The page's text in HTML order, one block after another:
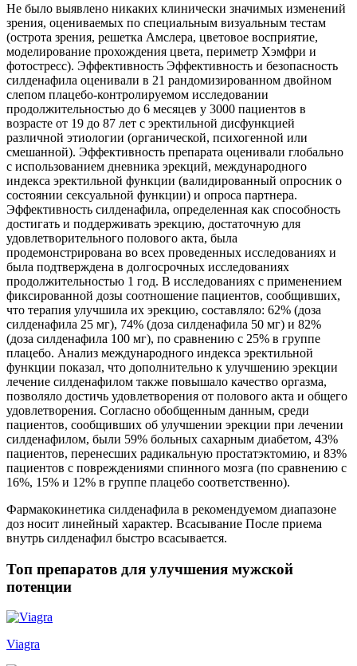
Не было выявлено никаких клинически значимых изменений
зрения, оцениваемых по специальным визуальным тестам
(острота зрения, решетка Амслера, цветовое восприятие,
моделирование прохождения цвета, периметр Хэмфри и
фотостресс). Эффективность Эффективность и безопасность
силденафила оценивали в 21 рандомизированном двойном
слепом плацебо-контролируемом исследовании
продолжительностью до 6 месяцев у 3000 пациентов в
возрасте от 19 до 87 лет с эректильной дисфункцией
различной этиологии (органической, психогенной или
смешанной). Эффективность препарата оценивали глобально
с использованием дневника эрекций, международного
индекса эректильной функции (валидированный опросник о
состоянии сексуальной функции) и опроса партнера.
Эффективность силденафила, определенная как способность
достигать и поддерживать эрекцию, достаточную для
удовлетворительного полового акта, была
продемонстрирована во всех проведенных исследованиях и
была подтверждена в долгосрочных исследованиях
продолжительностью 1 год. В исследованиях с применением
фиксированной дозы соотношение пациентов, сообщивших,
что терапия улучшила их эрекцию, составляло: 62% (доза
силденафила 25 мг), 74% (доза силденафила 50 мг) и 82%
(доза силденафила 100 мг), по сравнению с 25% в группе
плацебо. Анализ международного индекса эректильной
функции показал, что дополнительно к улучшению эрекции
лечение силденафилом также повышало качество оргазма,
позволяло достичь удовлетворения от полового акта и общего
удовлетворения. Согласно обобщенным данным, среди
пациентов, сообщивших об улучшении эрекции при лечении
силденафилом, были 59% больных сахарным диабетом, 43%
пациентов, перенесших радикальную простатэктомию, и 83%
пациентов с повреждениями спинного мозга (по сравнению с
16%, 15% и 12% в группе плацебо соответственно).
Фармакокинетика силденафила в рекомендуемом диапазоне
доз носит линейный характер. Всасывание После приема
внутрь силденафил быстро всасывается.
Топ препаратов для улучшения мужской
потенции
Viagra